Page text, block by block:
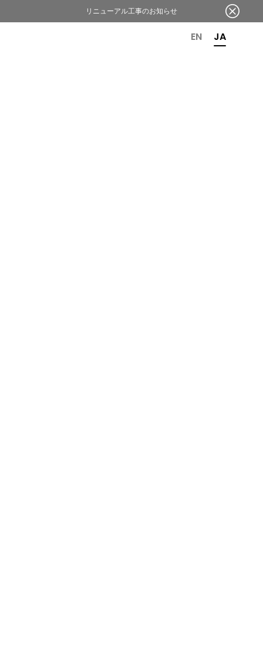
EN JA
リニューアル工事のお知らせ
OR 6TH ANNIVERSARY